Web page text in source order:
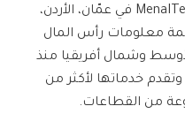
يقع مقر الشركة الشقيقة MenaITech في عمّان، الأردن،
معلومات رأس المال
وشمال أفريقيا منذ
وتعمل في 19 دولة وتقدم خدماتها لأكثر من